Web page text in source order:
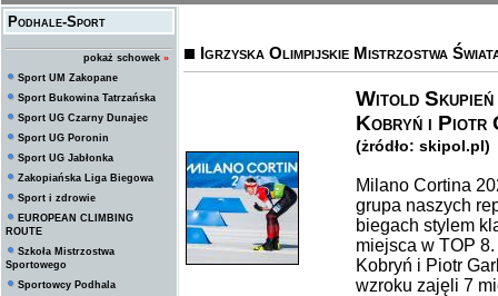
Podhale-Sport
pokaż schowek »
Sport UM Zakopane
Sport Bukowina Tatrzańska
Sport UG Czarny Dunajec
Sport UG Poronin
Sport UG Jabłonka
Zakopiańska Liga Biegowa
Sport i zdrowie
EUROPEAN CLIMBING
ROUTE
Szkoła Mistrzostwa
Sportowego
Sportowcy Podhala
Igrzyska Olimpijskie Mistrzostwa
Witold Skupień
Kobryń i Piotr
(żródło: skipol.pl)
Milano Cortina
grupa naszych
biegach stylem
miejsca w TOP
Kobryń i Piotr
wzroku zajęli 7